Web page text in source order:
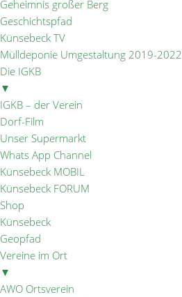
Geheimnis großer Berg
Geschichtspfad
Künsebeck TV
Mülldeponie Umgestaltung 2019-2022
Die IGKB
▼
IGKB – der Verein
Dorf-Film
Unser Supermarkt
Whats App Channel
Künsebeck MOBIL
Künsebeck FORUM
Shop
Künsebeck
Geopfad
Vereine im Ort
▼
AWO Ortsverein